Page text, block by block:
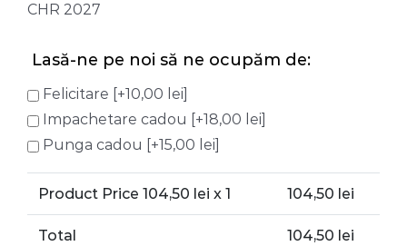
CHR 2027
Lasă-ne pe noi să ne ocupăm de:
Felicitare [+10,00 lei]
Impachetare cadou
[+18,00 lei]
Punga cadou
[+15,00 lei]
Product Price 104,50 lei x 1 104,50 lei
Total 104,50 lei